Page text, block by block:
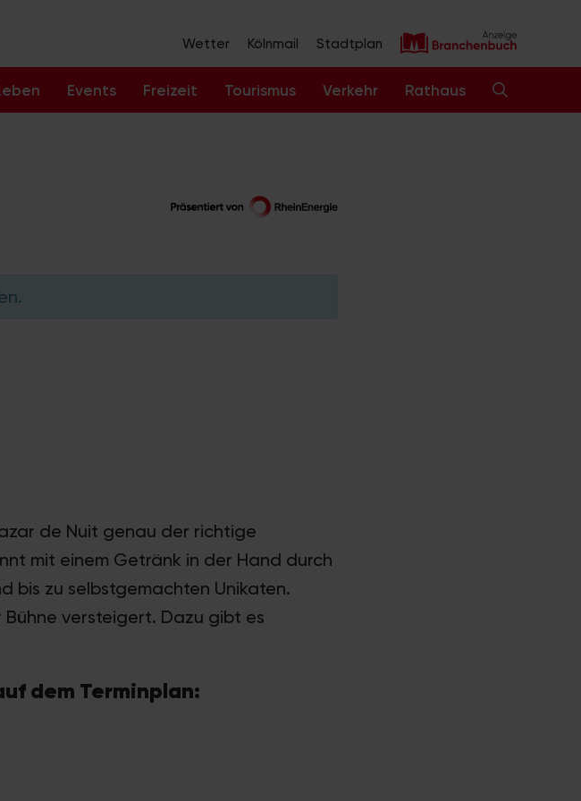
Wetter Kölnmail Stadtplan
Events Freizeit Tourismus Verkehr Rathaus
de Nuit genau der richtige
mit einem Getränk in der Hand durch
bis zu selbstgemachten Unikaten.
versteigert. Dazu gibt es
dem Terminplan: